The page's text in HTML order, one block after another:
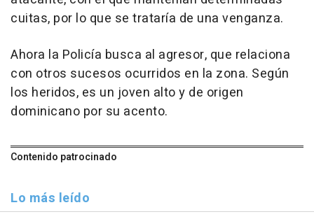
cuitas, por lo que se trataría de una venganza.
Ahora la Policía busca al agresor, que relaciona
con otros sucesos ocurridos en la zona. Según
los heridos, es un joven alto y de origen
dominicano por su acento.
Contenido patrocinado
Lo más leído